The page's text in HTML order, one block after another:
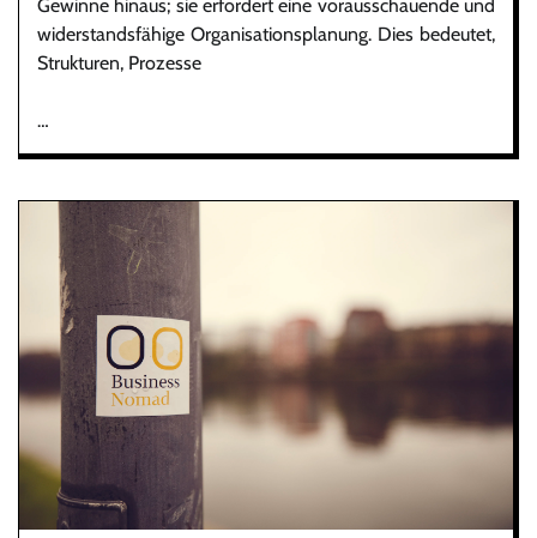
Gewinne hinaus; sie erfordert eine vorausschauende und
widerstandsfähige Organisationsplanung. Dies bedeutet,
Strukturen, Prozesse
…